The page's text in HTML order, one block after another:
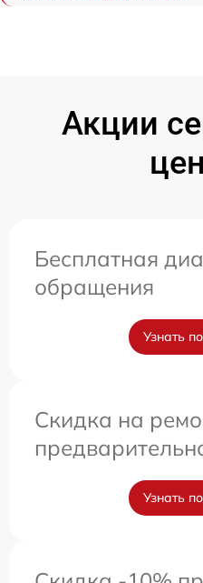
Акции
Бесплатная
обращения
Узнать
Скидка на
Узнать